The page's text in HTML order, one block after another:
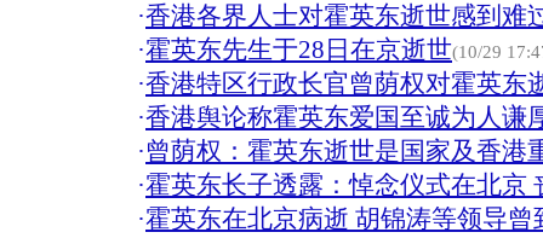
·香港各界人士对霍英东逝世感到难
·霍英东先生于28日在京逝世(10/29
·香港特区行政长官曾荫权对霍英东
·香港舆论称霍英东爱国至诚为人谦
·曾荫权：霍英东逝世是国家及香港
·霍英东长子透露：悼念仪式在北京
·霍英东在北京病逝 胡锦涛等领导曾